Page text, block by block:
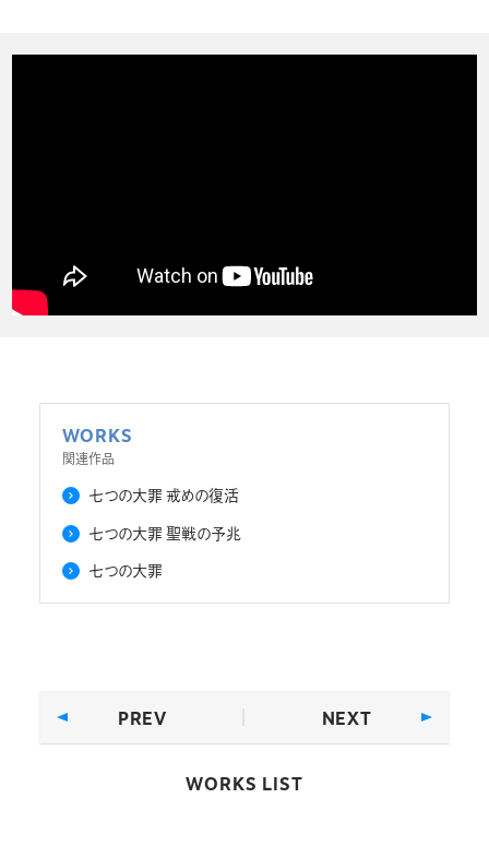
WORKS
関連作品
七つの大罪 戒めの復活
七つの大罪 聖戦の予兆
七つの大罪
PREV
WORKS LIST
NEXT